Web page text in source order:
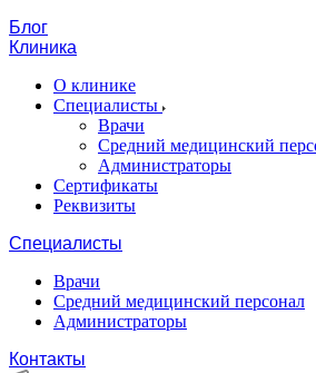
Блог
Клиника
О клинике
Специалисты
Врачи
Средний медицинский
Администраторы
Сертификаты
Реквизиты
Специалисты
Врачи
Средний медицинский персонал
Администраторы
Контакты